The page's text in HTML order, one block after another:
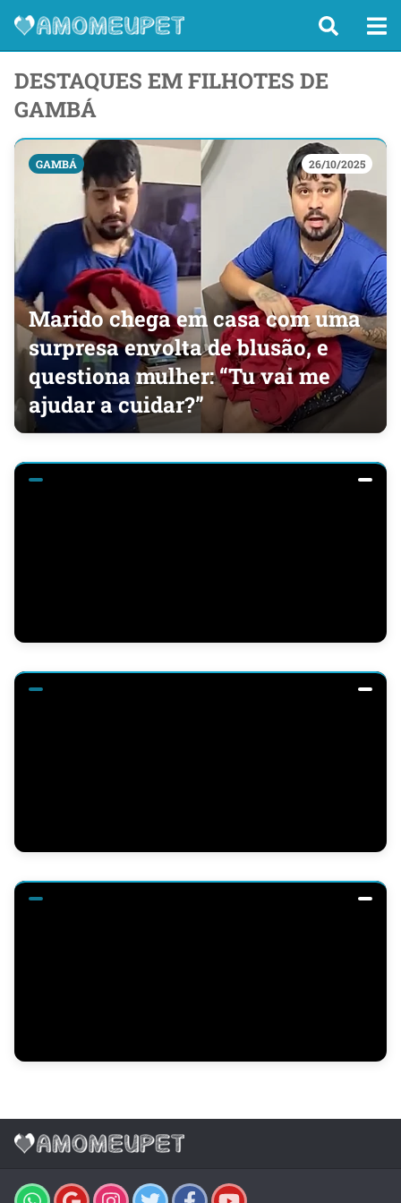
DESTAQUES EM FILHOTES DE
GAMBÁ
GAMBÁ 26/10/2025
Marido chega em casa com uma
surpresa envolta de blusão, e
questiona mulher: “Tu vai me
ajudar a cuidar?”